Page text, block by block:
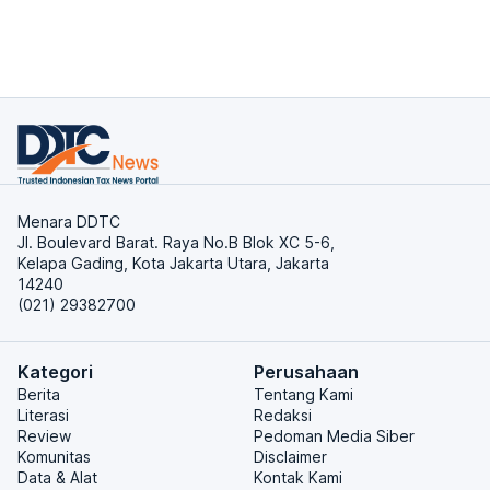
Menara DDTC
Jl. Boulevard Barat. Raya No.B Blok XC 5-6,
Kelapa Gading, Kota Jakarta Utara, Jakarta
14240
(021) 29382700
Kategori
Berita
Literasi
Review
Komunitas
Data & Alat
Perusahaan
Tentang Kami
Redaksi
Pedoman Media Siber
Disclaimer
Kontak Kami